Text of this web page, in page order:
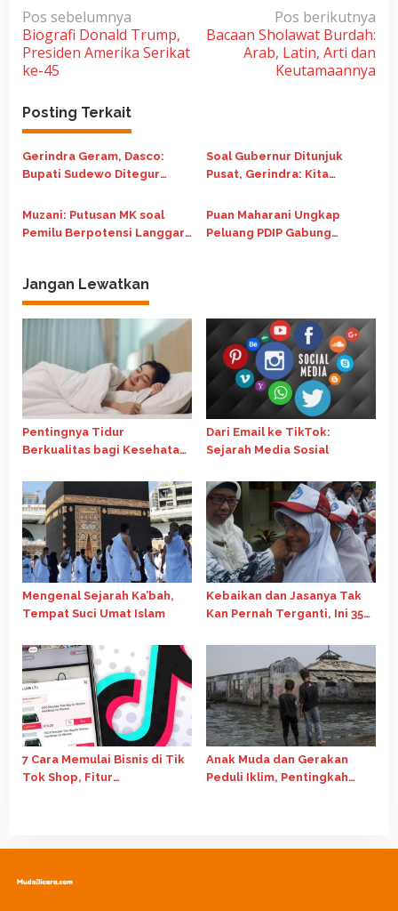
N
a
v
g
a
s
p
o
Pos sebelumnya
Biografi Donald Trump,
Presiden Amerika Serikat
ke-45
Pos berikutnya
Bacaan Sholawat Burdah:
Arab, Latin, Arti dan
Keutamaannya
Posting Terkait
Gerindra Geram, Dasco:
Bupati Sudewo Ditegur
Soal Gubernur Ditunjuk
Pusat, Gerindra: Kita
Muzani: Putusan MK soal
Pemilu Berpotensi Langgar
Puan Maharani Ungkap
Peluang PDIP Gabung
Jangan Lewatkan
Pentingnya Tidur
Berkualitas bagi Kesehatan
Dari Email ke TikTok:
Sejarah Media Sosial
Mengenal Sejarah Ka’bah,
Tempat Suci Umat Islam
Kebaikan dan Jasanya Tak
Kan Pernah Terganti, Ini 35
Nasional 2024
7 Cara Memulai Bisnis di Tik
Tok Shop, Fitur
Anak Muda dan Gerakan
Peduli Iklim, Pentingkah